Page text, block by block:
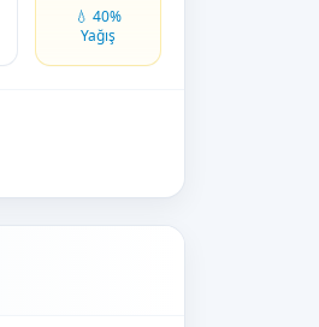
💧 40%
Yağış